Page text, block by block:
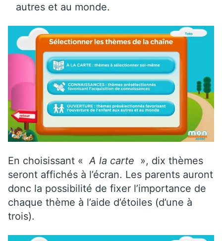
autres et au monde.
En choisissant « A la carte », dix thèmes
seront affichés à l’écran. Les parents auront
donc la possibilité de fixer l’importance de
chaque thème à l’aide d’étoiles (d’une à
trois).